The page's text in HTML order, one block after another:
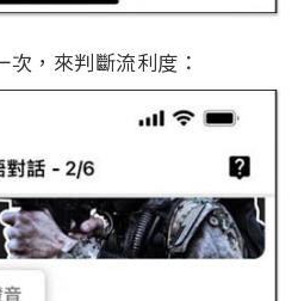
，來判斷流利度：